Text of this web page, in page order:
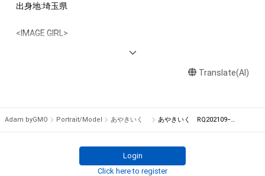
出身地:埼玉県
<IMAGE GIRL>
Translate(AI)
Adam byGMO Portrait/Model あやきいく あやきいく RQ202109−04
Login
Click here to register